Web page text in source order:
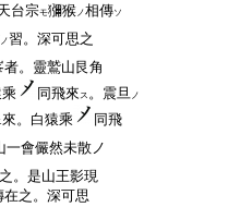
台宗モ獼猴ノ相傳ソ
ノ習。深可思之
。靈鷲山艮角
同飛來 ス 。震旦ノ
來。白猿乘
同飛
一會儼然未散ノ
。是山王影現
在之。深可思